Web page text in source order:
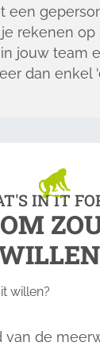
een
rekenen op
jouw team
dan enkel
IN IT
van de